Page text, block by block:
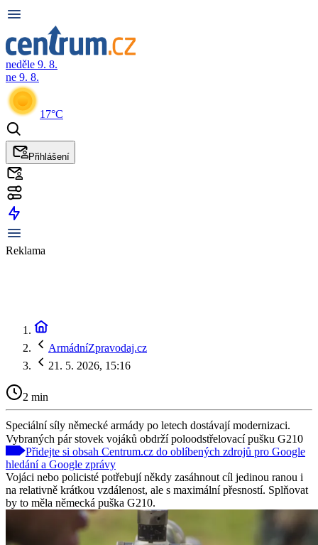
neděle 9. 8.
ne 9. 8.
17°C
Přihlášení
Reklama
ArmádníZpravodaj.cz
21. 5. 2026, 15:16
2 min
Speciální síly německé armády po letech dostávají modernizaci.
Vybraných pár stovek vojáků obdrží poloodstřelovací pušku G210
Přidejte si obsah Centrum.cz do oblíbených zdrojů pro Google
hledání a Google zprávy
Vojáci nebo policisté potřebují někdy zasáhnout cíl jedinou ranou i
na relativně krátkou vzdálenost, ale s maximální přesností. Splňovat
by to měla německá puška G210.